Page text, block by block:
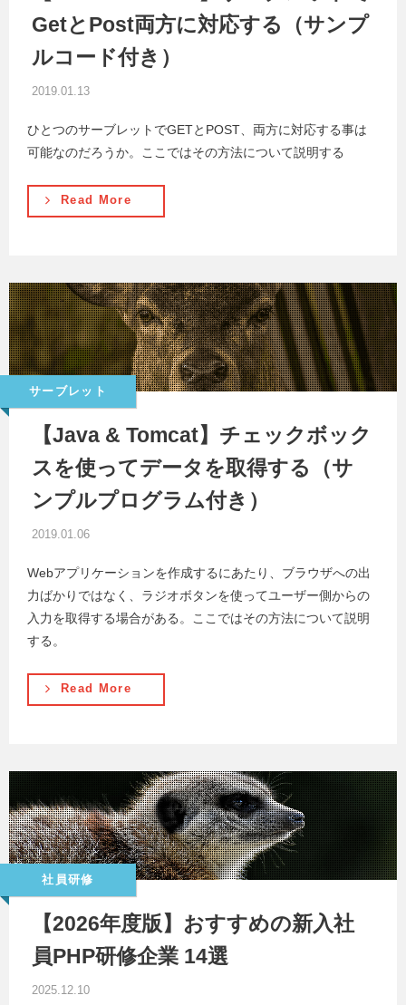
GetとPost両方に対応する（サンプ
ルコード付き）
2019.01.13
ひとつのサーブレットでGETとPOST、両方に対応する事は
可能なのだろうか。ここではその方法について説明する
Read More
サーブレット
【Java & Tomcat】チェックボック
スを使ってデータを取得する（サ
ンプルプログラム付き）
2019.01.06
Webアプリケーションを作成するにあたり、ブラウザへの出
力ばかりではなく、ラジオボタンを使ってユーザー側からの
入力を取得する場合がある。ここではその方法について説明
する。
Read More
社員研修
【2026年度版】おすすめの新入社
員PHP研修企業 14選
2025.12.10